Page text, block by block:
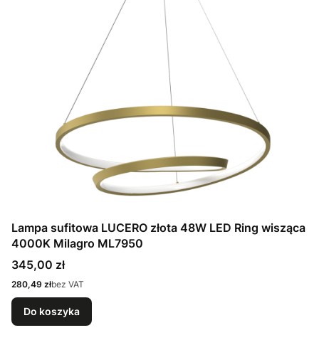
Lampa sufitowa LUCERO złota 48W LED Ring wisząca
4000K Milagro ML7950
Cena
345,00 zł
Cena
280,49 złbez VAT
Do koszyka